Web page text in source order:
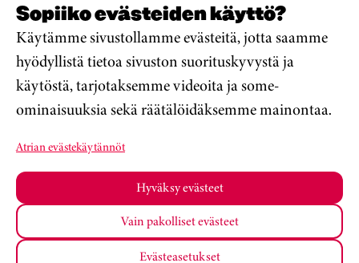
Sopiiko evästeiden käyttö?
Käytämme sivustollamme evästeitä, jotta saamme
hyödyllistä tietoa sivuston suorituskyvystä ja
käytöstä, tarjotaksemme videoita ja some-
ominaisuuksia sekä räätälöidäksemme mainontaa.
Atrian evästekäytännöt
Hyväksy evästeet
Vain pakolliset evästeet
Evästeasetukset
Denmark
Vaihde +45 76 28 25 00
Atria Viro
Metsa str. 19, Valga
Estonia
Vaihde +372 76 79 900
Atria Oyj KoulumateriaalitTietosuojakäytäntö